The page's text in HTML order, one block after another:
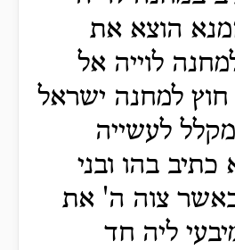
הוצא את
לוייה אל
למחנה ישראל
לעשייה
בהו ובני
צוה ה' את
ליה חד